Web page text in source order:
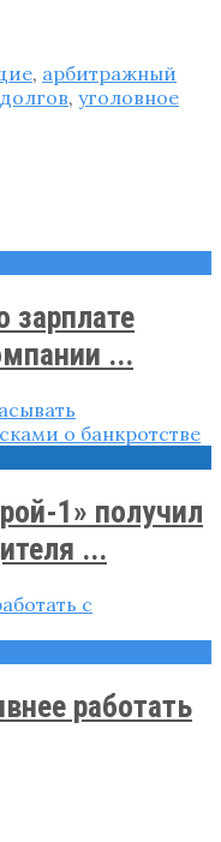
, арбитражный
, уголовное
...
1» получил
...
работать